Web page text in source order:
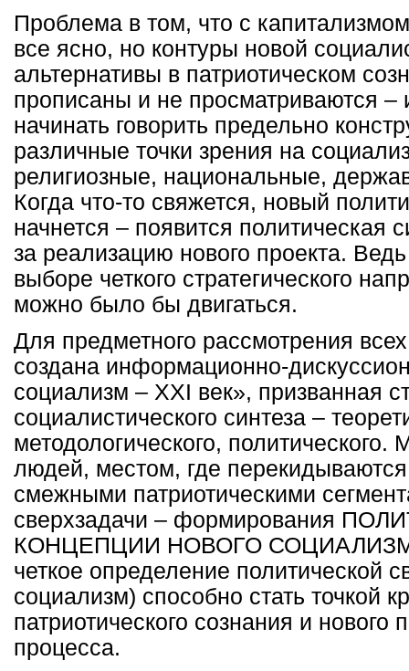
Проблема в том, что с
все ясно, но контуры новой
альтернативы в патриотическом
прописаны и не просматриваются –
начинать говорить предельно
различные точки зрения на
религиозные, национальные,
Когда что-то свяжется, новый
начнется – появится политическая
за реализацию нового проекта.
выборе четкого стратегического
можно было бы двигаться.
Для предметного рассмотрения
создана информационно-
социализм – XXI век», призванная
социалистического синтеза –
методологического,
людей, местом, где
смежными патриотическими
сверхзадачи – формирования
КОНЦЕПЦИИ НОВОГО
четкое определение политической
социализм) способно стать точкой
патриотического сознания и нового
процесса.